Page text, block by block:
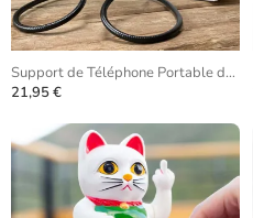
Support de Téléphone Portable de Cou
21,95 €